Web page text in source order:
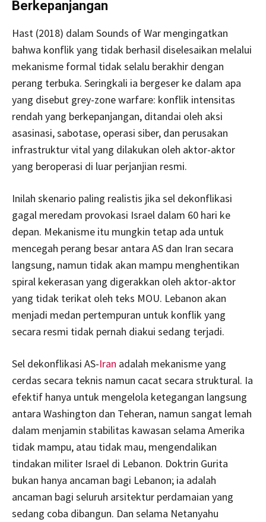
Berkepanjangan
Hast (2018) dalam Sounds of War mengingatkan
bahwa konflik yang tidak berhasil diselesaikan melalui
mekanisme formal tidak selalu berakhir dengan
perang terbuka. Seringkali ia bergeser ke dalam apa
yang disebut grey-zone warfare: konflik intensitas
rendah yang berkepanjangan, ditandai oleh aksi
asasinasi, sabotase, operasi siber, dan perusakan
infrastruktur vital yang dilakukan oleh aktor-aktor
yang beroperasi di luar perjanjian resmi.
Inilah skenario paling realistis jika sel dekonflikasi
gagal meredam provokasi Israel dalam 60 hari ke
depan. Mekanisme itu mungkin tetap ada untuk
mencegah perang besar antara AS dan Iran secara
langsung, namun tidak akan mampu menghentikan
spiral kekerasan yang digerakkan oleh aktor-aktor
yang tidak terikat oleh teks MOU. Lebanon akan
menjadi medan pertempuran untuk konflik yang
secara resmi tidak pernah diakui sedang terjadi.
Sel dekonflikasi AS-Iran adalah mekanisme yang
cerdas secara teknis namun cacat secara struktural. Ia
efektif hanya untuk mengelola ketegangan langsung
antara Washington dan Teheran, namun sangat lemah
dalam menjamin stabilitas kawasan selama Amerika
tidak mampu, atau tidak mau, mengendalikan
tindakan militer Israel di Lebanon. Doktrin Gurita
bukan hanya ancaman bagi Lebanon; ia adalah
ancaman bagi seluruh arsitektur perdamaian yang
sedang coba dibangun. Dan selama Netanyahu